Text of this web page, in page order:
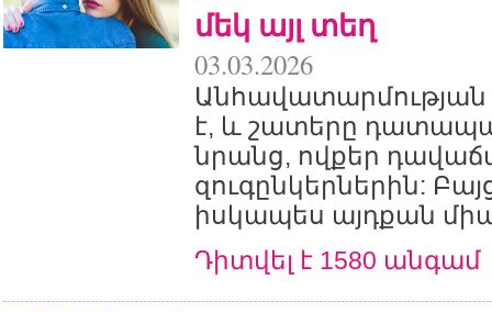
մեկ այլ տեղ
03.03.2026
է, և շատերը
նրանց, ովքեր
զուգընկերներին:
իսկապես այդքան
Դիտվել է 1580 անգամ